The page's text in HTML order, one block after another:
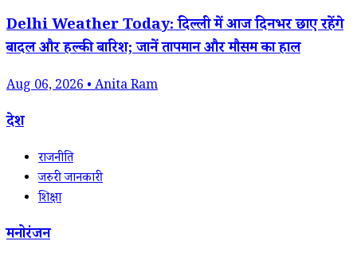
Delhi Weather Today: दिल्ली में आज दिनभर छाए रहेंगे
बादल और हल्की बारिश; जानें तापमान और मौसम का हाल
Aug 06, 2026 • Anita Ram
देश
राजनीति
जरुरी जानकारी
शिक्षा
मनोरंजन